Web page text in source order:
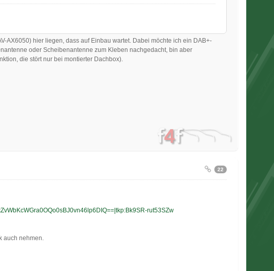
AX6050) hier liegen, dass auf Einbau wartet. Dabei möchte ich ein DAB+-
oder Scheibenantenne zum Kleben nachgedacht, bin aber
die stört nur bei montierter Dachbox).
22
rut53SZw
auch nehmen.